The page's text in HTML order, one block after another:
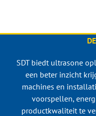
SDT biedt ultrasone
een beter inzicht
machines en
voorspellen,
productkwaliteit te